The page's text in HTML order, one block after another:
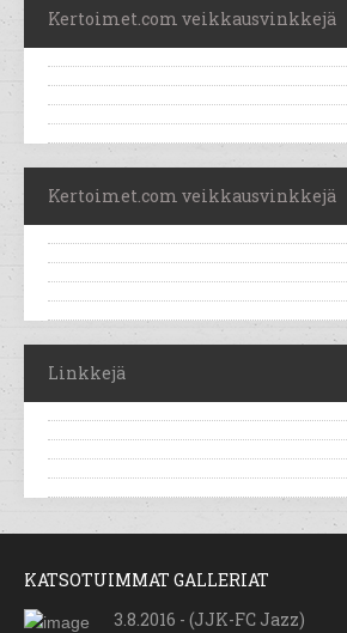
Kertoimet.com veikkausvinkkejä
Kertoimet.com veikkausvinkkejä
Linkkejä
KATSOTUIMMAT GALLERIAT
3.8.2016 - (JJK-FC Jazz)